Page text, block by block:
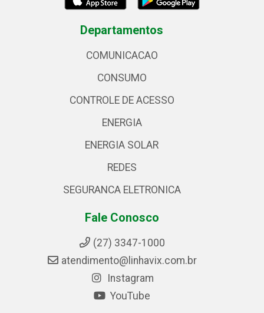
Departamentos
COMUNICACAO
CONSUMO
CONTROLE DE ACESSO
ENERGIA
ENERGIA SOLAR
REDES
SEGURANCA ELETRONICA
Fale Conosco
(27) 3347-1000
atendimento@linhavix.com.br
Instagram
YouTube